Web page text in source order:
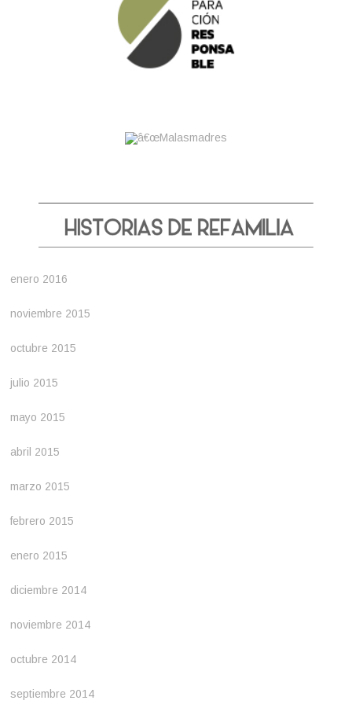
enero 2016
noviembre 2015
octubre 2015
julio 2015
mayo 2015
abril 2015
marzo 2015
febrero 2015
enero 2015
diciembre 2014
noviembre 2014
octubre 2014
septiembre 2014